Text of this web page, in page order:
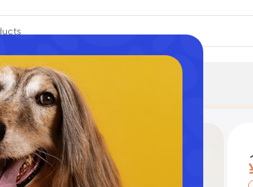
アペット寝具リード
ろおもちゃ